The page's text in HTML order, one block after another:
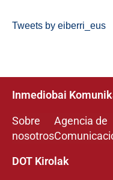
Tweets by eiberri_eus
Inmediobai
Sobre
nosotros
Agencia de
DOT Kirolak